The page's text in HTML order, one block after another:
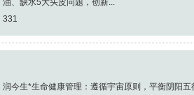
油、缺水5大头皮问题，创新...
331
润今生*生命健康管理：遵循宇宙原则，平衡阴阳